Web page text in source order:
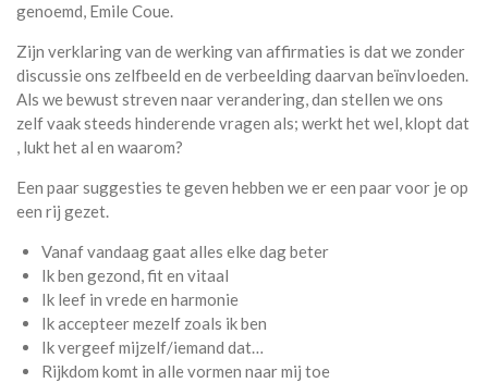
genoemd, Emile Coue.
Zijn verklaring van de werking van affirmaties is dat we zonder
discussie ons zelfbeeld en de verbeelding daarvan beïnvloeden.
Als we bewust streven naar verandering, dan stellen we ons
zelf vaak steeds hinderende vragen als; werkt het wel, klopt dat
, lukt het al en waarom?
Een paar suggesties te geven hebben we er een paar voor je op
een rij gezet.
Vanaf vandaag gaat alles elke dag beter
Ik ben gezond, fit en vitaal
Ik leef in vrede en harmonie
Ik accepteer mezelf zoals ik ben
Ik vergeef mijzelf/iemand dat…
Rijkdom komt in alle vormen naar mij toe